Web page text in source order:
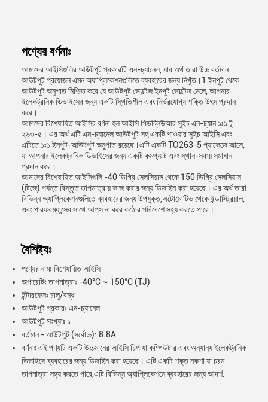
পণ্যের বর্ণনাঃ
আমাদের আইসিগুলির আউটপুট প্রকারটি এন-চ্যানেল, যার অর্থ তারা উচ্চ বর্তমান
আউটপুট প্রয়োজন এমন অ্যাপ্লিকেশনগুলিতে ব্যবহারের জন্য নিখুঁত।1 ইনপুট থেকে
আউটপুট অনুপাত নিশ্চিত করে যে আউটপুট ভোল্টেজ ইনপুট ভোল্টেজ মেলে, আপনার
ইলেকট্রনিক ডিভাইসের জন্য একটি স্থিতিশীল এবং নির্ভরযোগ্য শক্তি উৎস প্রদান
করে।
আমাদের বিশেষায়িত আইসির বর্ণনা হল আইসি পিডব্লিউআর সুইচ এন-চ্যান ১ঃ১ টু
২৬৩-৫। এর অর্থ এটি এন-চ্যানেল আউটপুট সহ একটি পাওয়ার সুইচ আইসি এবং
এটিতে ১ঃ১ ইনপুট-আউটপুট অনুপাত রয়েছে।এটি একটি TO263-5 প্যাকেজে আসে,
যা আপনার ইলেকট্রনিক ডিভাইসের জন্য একটি কমপ্যাক্ট এবং স্থান-সঞ্চয় সমাধান
প্রদান করে।
আমাদের বিশেষায়িত আইসিগুলি -40 ডিগ্রি সেলসিয়াস থেকে 150 ডিগ্রি সেলসিয়াস
(টিজে) পর্যন্ত বিস্তৃত তাপমাত্রায় কাজ করার জন্য ডিজাইন করা হয়েছে। এর অর্থ তারা
বিভিন্ন অ্যাপ্লিকেশনগুলিতে ব্যবহারের জন্য উপযুক্ত,অটোমোটিভ থেকে ইন্ডাস্ট্রিয়াল,
এবং পারফরম্যান্সের সাথে আপস না করে কঠোর পরিবেশে সহ্য করতে পারে।
বৈশিষ্ট্যঃ
পণ্যের নামঃ বিশেষায়িত আইসি
অপারেটিং তাপমাত্রাঃ -40°C ~ 150°C (TJ)
ইন্টারফেসঃ চালু/বন্ধ
আউটপুট প্রকারঃ এন-চ্যানেল
আউটপুট সংখ্যাঃ ১
বর্তমান - আউটপুট (সর্বোচ্চ): 8.8A
বর্ণনাঃ এই পণ্যটি একটি উচ্চমানের আইসি চিপ যা কম্পিউটার এবং অন্যান্য ইলেকট্রনিক
ডিভাইসে ব্যবহারের জন্য ডিজাইন করা হয়েছে। এটি একটি শক্ত নকশা যা চরম
তাপমাত্রা সহ্য করতে পারে,এটি বিভিন্ন অ্যাপ্লিকেশনে ব্যবহারের জন্য আদর্শ.